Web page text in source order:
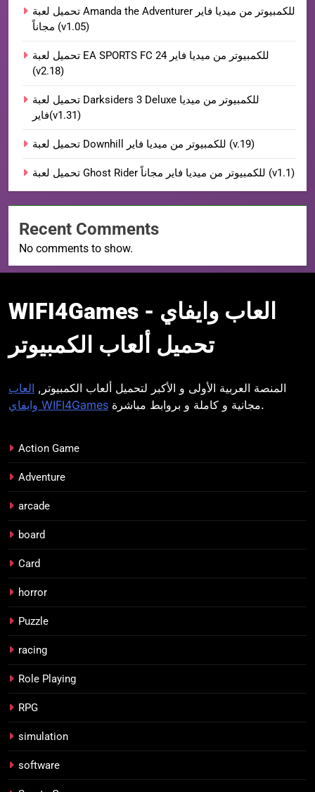
تحميل لعبة Amanda the Adventurer للكمبيوتر من ميديا فاير
مجاناً (v1.05)
تحميل لعبة EA SPORTS FC 24 للكمبيوتر من ميديا فاير
(v2.18)
تحميل لعبة Darksiders 3 Deluxe للكمبيوتر من ميديا
فاير(v1.31)
تحميل لعبة Downhill للكمبيوتر من ميديا فاير (v.19)
تحميل لعبة Ghost Rider للكمبيوتر من ميديا فاير مجاناً (v1.1)
Recent Comments
No comments to show.
WIFI4Games العاب
وايفايWIFI4Games العاب وايفاي -
تحميل ألعاب الكمبيوتر
المنصة العربية الأولى و الأكبر لتحميل ألعاب الكمبيوتر, العاب
وايفاي WIFI4Games
مجانية و كاملة و بروابط مباشرة.
Action Game
Adventure
arcade
board
Card
horror
Puzzle
racing
Role Playing
RPG
simulation
software